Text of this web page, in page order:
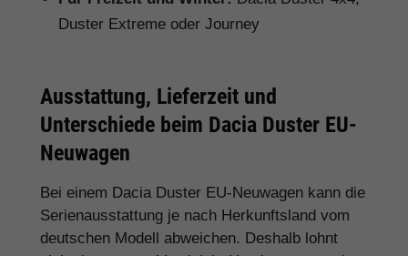
Duster Extreme oder Journey
Ausstattung, Lieferzeit und
Unterschiede beim Dacia Duster EU-
Neuwagen
Bei einem Dacia Duster EU-Neuwagen kann die
Serienausstattung je nach Herkunftsland vom
deutschen Modell abweichen. Deshalb lohnt